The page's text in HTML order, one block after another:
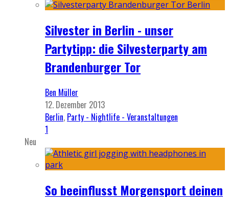
Silvester in Berlin - unser
Partytipp: die Silvesterparty am
Brandenburger Tor
Ben Müller
12. Dezember 2013
Berlin, Party - Nightlife - Veranstaltungen
1
Neu
So beeinflusst Morgensport deinen